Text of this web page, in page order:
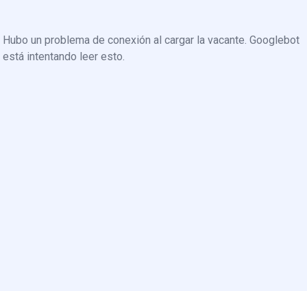
Hubo un problema de conexión al cargar la vacante. Googlebot
está intentando leer esto.